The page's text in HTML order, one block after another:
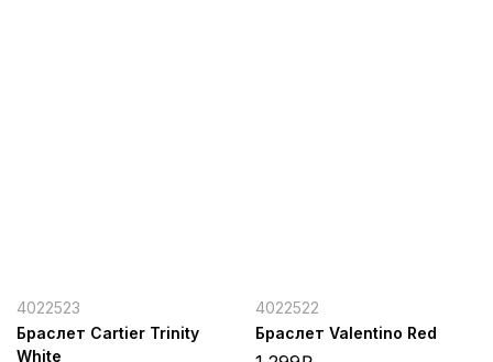
4022523
Браслет Cartier Trinity
White
4022522
Браслет Valentino Red